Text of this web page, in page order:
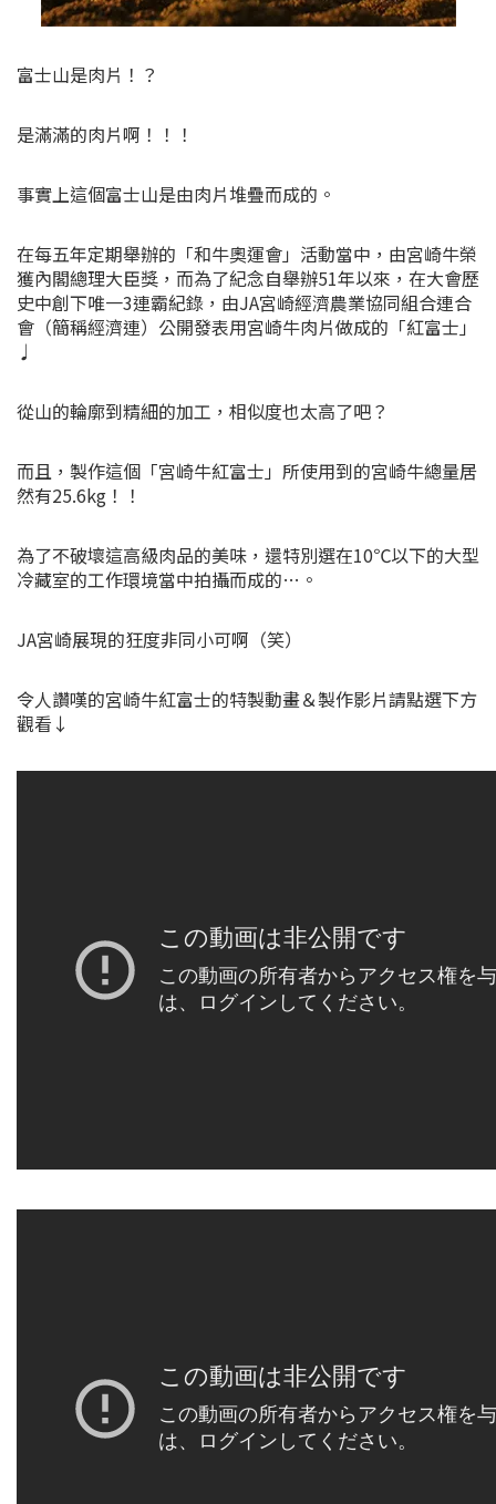
富士山是肉片！？
是滿滿的肉片啊！！！
事實上這個富士山是由肉片堆疊而成的。
在每五年定期舉辦的「和牛奧運會」活動當中，由宮崎牛榮
獲內閣總理大臣獎，而為了紀念自舉辦51年以來，在大會歷
史中創下唯一3連霸紀錄，由JA宮崎經濟農業協同組合連合
會（簡稱經濟連）公開發表用宮崎牛肉片做成的「紅富士」
♩
從山的輪廓到精細的加工，相似度也太高了吧？
而且，製作這個「宮崎牛紅富士」所使用到的宮崎牛總量居
然有25.6kg！！
為了不破壞這高級肉品的美味，還特別選在10℃以下的大型
冷藏室的工作環境當中拍攝而成的…。
JA宮崎展現的狂度非同小可啊（笑）
令人讚嘆的宮崎牛紅富士的特製動畫＆製作影片請點選下方
觀看↓